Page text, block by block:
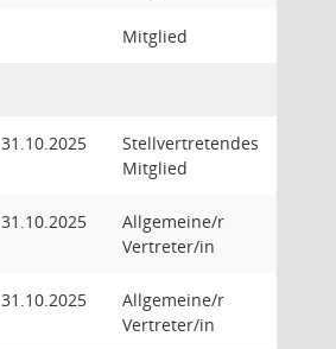
Mitglied
31.10.2025
Stellvertretendes
Mitglied
31.10.2025
Allgemeine/r
Vertreter/in
31.10.2025
Allgemeine/r
Vertreter/in